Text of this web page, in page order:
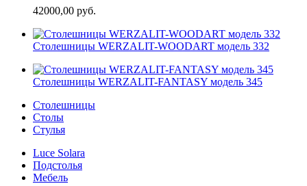
42000,00 руб.
Cтолешницы WERZALIT-WOODART модель 332
Cтолешницы WERZALIT-FANTASY модель 345
Столешницы
Столы
Стулья
Luce Solara
Подстолья
Мебель